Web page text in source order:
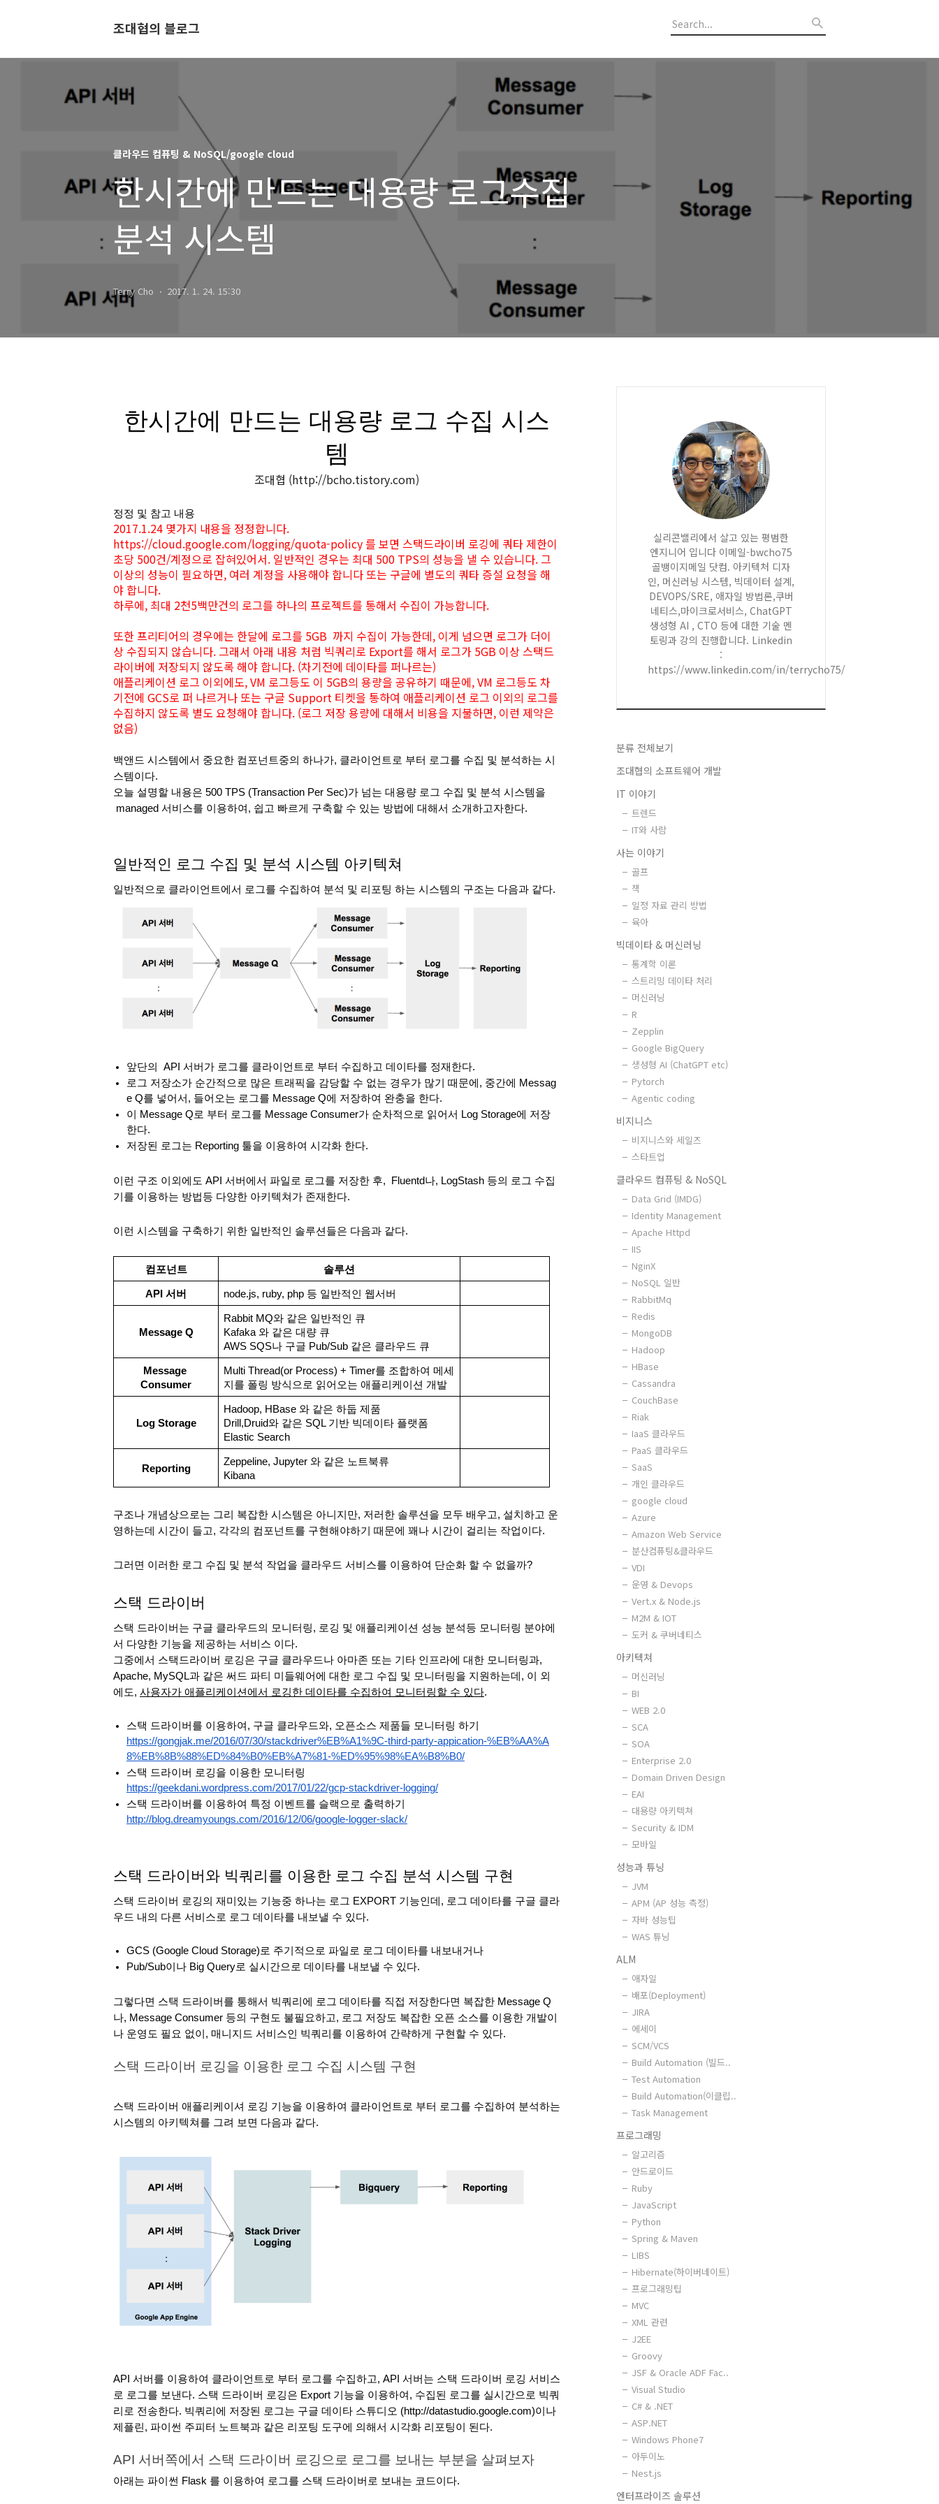
조대협의 블로그
클라우드 컴퓨팅 & NoSQL/google cloud
한시간에 만드는 대용량 로그수집
분석 시스템
Terry Cho 2017. 1. 24. 15:30
한시간에 만드는 대용량 로그 수집 시스
템
조대협 (http://bcho.tistory.com)
정정 및 참고 내용
2017.1.24 몇가지 내용을 정정합니다.
https://cloud.google.com/logging/quota-policy 를 보면 스택드라이버 로깅에 쿼타 제한이
초당 500건/계정으로 잡혀있어서. 일반적인 경우는 최대 500 TPS의 성능을 낼 수 있습니다. 그
이상의 성능이 필요하면, 여러 계정을 사용해야 합니다 또는 구글에 별도의 쿼타 증설 요청을 해
야 합니다.
하루에, 최대 2천5백만건의 로그를 하나의 프로젝트를 통해서 수집이 가능합니다.
또한 프리티어의 경우에는 한달에 로그를 5GB 까지 수집이 가능한데, 이게 넘으면 로그가 더이
상 수집되지 않습니다. 그래서 아래 내용 처럼 빅쿼리로 Export를 해서 로그가 5GB 이상 스택드
라이버에 저장되지 않도록 해야 합니다. (차기전에 데이타를 퍼나르는)
애플리케이션 로그 이외에도, VM 로그등도 이 5GB의 용량을 공유하기 때문에, VM 로그등도 차
기전에 GCS로 퍼 나르거나 또는 구글 Support 티켓을 통하여 애플리케이션 로그 이외의 로그를
수집하지 않도록 별도 요청해야 합니다. (로그 저장 용량에 대해서 비용을 지불하면, 이런 제약은
없음)
백앤드 시스템에서 중요한 컴포넌트중의 하나가, 클라이언트로 부터 로그를 수집 및 분석하는 시
스템이다.
오늘 설명할 내용은 500 TPS (Transaction Per Sec)가 넘는 대용량 로그 수집 및 분석 시스템을
managed 서비스를 이용하여, 쉽고 빠르게 구축할 수 있는 방법에 대해서 소개하고자한다.
일반적인 로그 수집 및 분석 시스템 아키텍쳐
일반적으로 클라이언트에서 로그를 수집하여 분석 및 리포팅 하는 시스템의 구조는 다음과 같다.
앞단의  API 서버가 로그를 클라이언트로 부터 수집하고 데이타를 정재한다.
로그 저장소가 순간적으로 많은 트래픽을 감당할 수 없는 경우가 많기 때문에, 중간에 Messag
e Q를 넣어서, 들어오는 로그를 Message Q에 저장하여 완충을 한다.
이 Message Q로 부터 로그를 Message Consumer가 순차적으로 읽어서 Log Storage에 저장
한다.
저장된 로그는 Reporting 툴을 이용하여 시각화 한다.
이런 구조 이외에도 API 서버에서 파일로 로그를 저장한 후,  Fluentd나, LogStash 등의 로그 수집
기를 이용하는 방법등 다양한 아키텍쳐가 존재한다.
이런 시스템을 구축하기 위한 일반적인 솔루션들은 다음과 같다.
컴포넌트 솔루션
API 서버 node.js, ruby, php 등 일반적인 웹서버
Message Q
Rabbit MQ와 같은 일반적인 큐
Kafaka 와 같은 대량 큐
AWS SQS나 구글 Pub/Sub 같은 클라우드 큐
Message
Consumer
Multi Thread(or Process) + Timer를 조합하여 메세
지를 폴링 방식으로 읽어오는 애플리케이션 개발
Log Storage
Hadoop, HBase 와 같은 하둡 제품
Drill,Druid와 같은 SQL 기반 빅데이타 플랫폼
Elastic Search
Reporting
Zeppeline, Jupyter 와 같은 노트북류
Kibana
구조나 개념상으로는 그리 복잡한 시스템은 아니지만, 저러한 솔루션을 모두 배우고, 설치하고 운
영하는데 시간이 들고, 각각의 컴포넌트를 구현해야하기 때문에 꽤나 시간이 걸리는 작업이다.
그러면 이러한 로그 수집 및 분석 작업을 클라우드 서비스를 이용하여 단순화 할 수 없을까?
스택 드라이버
스택 드라이버는 구글 클라우드의 모니터링, 로깅 및 애플리케이션 성능 분석등 모니터링 분야에
서 다양한 기능을 제공하는 서비스 이다.
그중에서 스택드라이버 로깅은 구글 클라우드나 아마존 또는 기타 인프라에 대한 모니터링과,
Apache, MySQL과 같은 써드 파티 미들웨어에 대한 로그 수집 및 모니터링을 지원하는데, 이 외
에도, 사용자가 애플리케이션에서 로깅한 데이타를 수집하여 모니터링할 수 있다.
스택 드라이버를 이용하여, 구글 클라우드와, 오픈소스 제품들 모니터링 하기
https://gongjak.me/2016/07/30/stackdriver%EB%A1%9C-third-party-appication-%EB%AA%A
8%EB%8B%88%ED%84%B0%EB%A7%81-%ED%95%98%EA%B8%B0/
스택 드라이버 로깅을 이용한 모니터링
https://geekdani.wordpress.com/2017/01/22/gcp-stackdriver-logging/
스택 드라이버를 이용하여 특정 이벤트를 슬랙으로 출력하기
http://blog.dreamyoungs.com/2016/12/06/google-logger-slack/
스택 드라이버와 빅쿼리를 이용한 로그 수집 분석 시스템 구현
스택 드라이버 로깅의 재미있는 기능중 하나는 로그 EXPORT 기능인데, 로그 데이타를 구글 클라
우드 내의 다른 서비스로 로그 데이타를 내보낼 수 있다.
GCS (Google Cloud Storage)로 주기적으로 파일로 로그 데이타를 내보내거나
Pub/Sub이나 Big Query로 실시간으로 데이타를 내보낼 수 있다.
그렇다면 스택 드라이버를 통해서 빅쿼리에 로그 데이타를 직접 저장한다면 복잡한 Message Q
나, Message Consumer 등의 구현도 불필요하고, 로그 저장도 복잡한 오픈 소스를 이용한 개발이
나 운영도 필요 없이, 매니지드 서비스인 빅쿼리를 이용하여 간략하게 구현할 수 있다.
스택 드라이버 로깅을 이용한 로그 수집 시스템 구현
스택 드라이버 애플리케이셔 로깅 기능을 이용하여 클라이언트로 부터 로그를 수집하여 분석하는
시스템의 아키텍쳐를 그려 보면 다음과 같다.
API 서버를 이용하여 클라이언트로 부터 로그를 수집하고, API 서버는 스택 드라이버 로깅 서비스
로 로그를 보낸다. 스택 드라이버 로깅은 Export 기능을 이용하여, 수집된 로그를 실시간으로 빅쿼
리로 전송한다. 빅쿼리에 저장된 로그는 구글 데이타 스튜디오 (http://datastudio.google.com)이나
제플린, 파이썬 주피터 노트북과 같은 리포팅 도구에 의해서 시각화 리포팅이 된다.
API 서버쪽에서 스택 드라이버 로깅으로 로그를 보내는 부분을 살펴보자
아래는 파이썬 Flask 를 이용하여 로그를 스택 드라이버로 보내는 코드이다.
실리콘밸리에서 살고 있는 평범한
엔지니어 입니다 이메일-bwcho75
골뱅이지메일 닷컴. 아키텍처 디자
인, 머신러닝 시스템, 빅데이터 설계,
DEVOPS/SRE, 애자일 방법론,쿠버
네티스,마이크로서비스, ChatGPT
생성형 AI , CTO 등에 대한 기술 멘
토링과 강의 진행합니다. Linkedin
:
https://www.linkedin.com/in/terrycho75/
분류 전체보기
조대협의 소프트웨어 개발
IT 이야기
트렌드
IT와 사람
사는 이야기
골프
책
일정 자료 관리 방법
육아
빅데이타 & 머신러닝
통계학 이론
스트리밍 데이타 처리
머신러닝
R
Zepplin
Google BigQuery
생성형 AI (ChatGPT etc)
Pytorch
Agentic coding
비지니스
비지니스와 세일즈
스타트업
클라우드 컴퓨팅 & NoSQL
Data Grid (IMDG)
Identity Management
Apache Httpd
IIS
NginX
NoSQL 일반
RabbitMq
Redis
MongoDB
Hadoop
HBase
Cassandra
CouchBase
Riak
IaaS 클라우드
PaaS 클라우드
SaaS
개인 클라우드
google cloud
Azure
Amazon Web Service
분산컴퓨팅&클라우드
VDI
운영 & Devops
Vert.x & Node.js
M2M & IOT
도커 & 쿠버네티스
아키텍쳐
머신러닝
BI
WEB 2.0
SCA
SOA
Enterprise 2.0
Domain Driven Design
EAI
대용량 아키텍쳐
Security & IDM
모바일
성능과 튜닝
JVM
APM (AP 성능 측정)
자바 성능팁
WAS 튜닝
ALM
애자일
배포(Deployment)
JIRA
에세이
SCM/VCS
Build Automation (빌드..
Test Automation
Build Automation(이클립..
Task Management
프로그래밍
알고리즘
안드로이드
Ruby
JavaScript
Python
Spring & Maven
LIBS
Hibernate(하이버네이트)
프로그래밍팁
MVC
XML 관련
J2EE
Groovy
JSF & Oracle ADF Fac..
Visual Studio
C# & .NET
ASP.NET
Windows Phone7
아두이노
Nest.js
엔터프라이즈 솔루션